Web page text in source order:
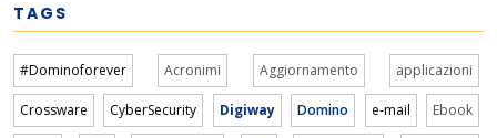
TAGS
#Dominoforever Acronimi Aggiornamento applicazioni
Crossware CyberSecurity Digiway Domino e-mail Ebook